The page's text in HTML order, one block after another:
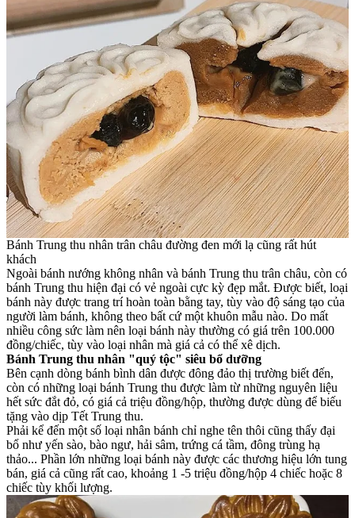
Bánh Trung thu nhân trân châu đường đen mới lạ cũng rất hút
khách
Ngoài bánh nướng không nhân và bánh Trung thu trân châu, còn có
bánh Trung thu hiện đại có vẻ ngoài cực kỳ đẹp mắt. Được biết, loại
bánh này được trang trí hoàn toàn bằng tay, tùy vào độ sáng tạo của
người làm bánh, không theo bất cứ một khuôn mẫu nào. Do mất
nhiều công sức làm nên loại bánh này thường có giá trên 100.000
đồng/chiếc, tùy vào loại nhân mà giá cả có thể xê dịch.
Bánh Trung thu nhân "quý tộc" siêu bổ dưỡng
Bên cạnh dòng bánh bình dân được đông đảo thị trường biết đến,
còn có những loại bánh Trung thu được làm từ những nguyên liệu
hết sức đắt đỏ, có giá cả triệu đồng/hộp, thường được dùng để biếu
tặng vào dịp Tết Trung thu.
Phải kể đến một số loại nhân bánh chỉ nghe tên thôi cũng thấy đại
bổ như yến sào, bào ngư, hải sâm, trứng cá tầm, đông trùng hạ
thảo... Phần lớn những loại bánh này được các thương hiệu lớn tung
bán, giá cả cũng rất cao, khoảng 1 -5 triệu đồng/hộp 4 chiếc hoặc 8
chiếc tùy khối lượng.